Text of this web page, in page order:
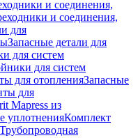
и соединения,
и соединения,
для
Запасные детали для
для систем
для систем
для отопленияЗапасные
для
Mapress из
уплотненияКомплект
Трубопроводная